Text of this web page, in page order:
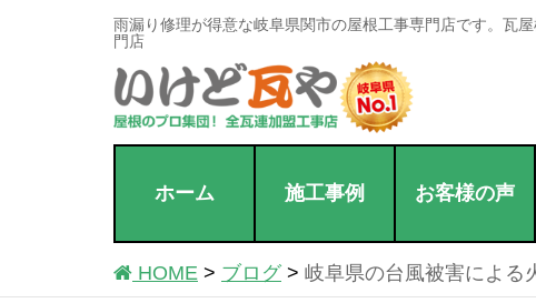
雨漏り修理が得意な岐阜県関市の屋根工事専門店です。瓦
門店
ホーム 施工事例 お客様の声
HOME ブログ 岐阜県の台風被害による